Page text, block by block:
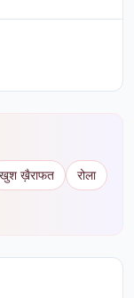
खुश ख़ैराफत
रोला